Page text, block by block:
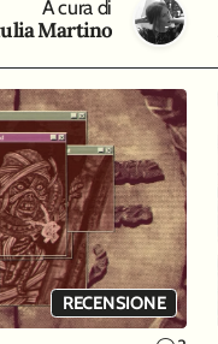
A cura di
Martino
RECENSIONE